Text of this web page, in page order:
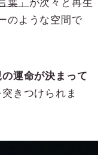
のような空間で
運命が決まって
きつけられま